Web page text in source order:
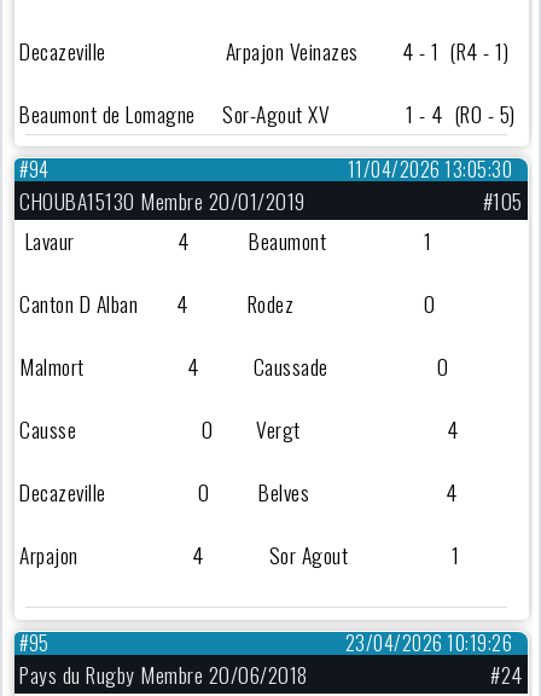
Decazeville Arpajon Veinazes 4 - 1 (R4 - 1)
Beaumont de Lomagne Sor-Agout XV 1 - 4 (R0 - 5)
11/04/2026 13:05:30
#94
CHOUBA15130 Membre 20/01/2019
#105
Lavaur 4 Beaumont 1
Canton D Alban 4 Rodez 0
Malmort 4 Caussade 0
Causse 0 Vergt 4
Decazeville 0 Belves 4
Arpajon 4 Sor Agout 1
23/04/2026 10:19:26
#95
Pays du Rugby Membre 20/06/2018
#24